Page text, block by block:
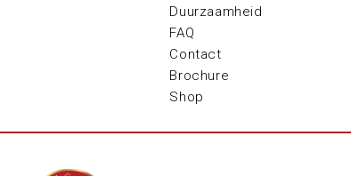
Duurzaamheid
FAQ
Contact
Brochure
Shop